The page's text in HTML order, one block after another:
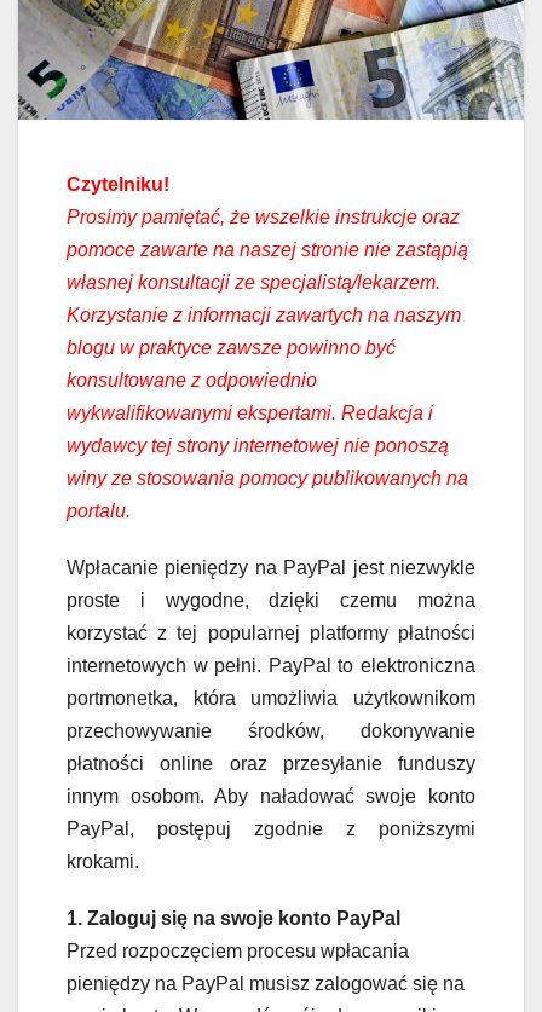
Czytelniku!
Prosimy pamiętać, że wszelkie instrukcje oraz
pomoce zawarte na naszej stronie nie zastąpią
własnej konsultacji ze specjalistą/lekarzem.
Korzystanie z informacji zawartych na naszym
blogu w praktyce zawsze powinno być
konsultowane z odpowiednio
wykwalifikowanymi ekspertami. Redakcja i
wydawcy tej strony internetowej nie ponoszą
winy ze stosowania pomocy publikowanych na
portalu.
Wpłacanie pieniędzy na PayPal jest niezwykle
proste i wygodne, dzięki czemu można
korzystać z tej popularnej platformy płatności
internetowych w pełni. PayPal to elektroniczna
portmonetka, która umożliwia użytkownikom
przechowywanie środków, dokonywanie
płatności online oraz przesyłanie funduszy
innym osobom. Aby naładować swoje konto
PayPal, postępuj zgodnie z poniższymi
krokami.
1. Zaloguj się na swoje konto PayPal
Przed rozpoczęciem procesu wpłacania
pieniędzy na PayPal musisz zalogować się na